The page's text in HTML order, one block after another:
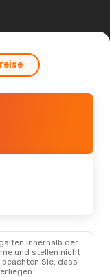
innerhalb der
und stellen nicht
Sie, dass